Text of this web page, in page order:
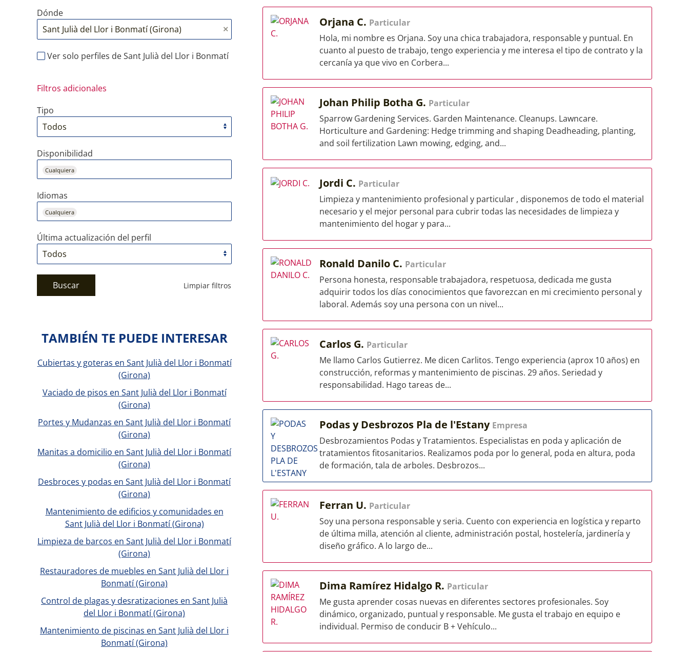
Dónde
Ver solo perfiles de Sant Julià del Llor i Bonmatí
Filtros adicionales
Tipo
Disponibilidad
Cualquiera
Idiomas
Cualquiera
Última actualización del perfil
Buscar Limpiar filtros
Orjana C. Particular
Hola, mi nombre es Orjana. Soy una chica trabajadora, responsable y puntual. En
cuanto al puesto de trabajo, tengo experiencia y me interesa el tipo de contrato y la
cercanía ya que vivo en Corbera...
Johan Philip Botha G. Particular
Sparrow Gardening Services. Garden Maintenance. Cleanups. Lawncare.
Horticulture and Gardening: Hedge trimming and shaping Deadheading, planting,
and soil fertilization Lawn mowing, edging, and...
Jordi C. Particular
Limpieza y mantenimiento profesional y particular , disponemos de todo el material
necesario y el mejor personal para cubrir todas las necesidades de limpieza y
mantenimiento del hogar y para...
Ronald Danilo C. Particular
Persona honesta, responsable trabajadora, respetuosa, dedicada me gusta
adquirir todos los días conocimientos que favorezcan en mi crecimiento personal y
laboral. Además soy una persona con un nivel...
Carlos G. Particular
Me llamo Carlos Gutierrez. Me dicen Carlitos. Tengo experiencia (aprox 10 años) en
construcción, reformas y mantenimiento de piscinas. 29 años. Seriedad y
responsabilidad. Hago tareas de...
Podas y Desbrozos Pla de l'Estany Empresa
Desbrozamientos Podas y Tratamientos. Especialistas en poda y aplicación de
tratamientos fitosanitarios. Realizamos poda por lo general, poda en altura, poda
de formación, tala de arboles. Desbrozos...
Ferran U. Particular
Soy una persona responsable y seria. Cuento con experiencia en logística y reparto
de última milla, atención al cliente, administración postal, hostelería, jardinería y
diseño gráfico. A lo largo de...
Dima Ramírez Hidalgo R. Particular
Me gusta aprender cosas nuevas en diferentes sectores profesionales. Soy
dinámico, organizado, puntual y responsable. Me gusta el trabajo en equipo e
individual. Permiso de conducir B + Vehículo...
TAMBIÉN TE PUEDE INTERESAR
Cubiertas y goteras en Sant Julià del Llor i Bonmatí
(Girona)
Vaciado de pisos en Sant Julià del Llor i Bonmatí
(Girona)
Portes y Mudanzas en Sant Julià del Llor i Bonmatí
(Girona)
Manitas a domicilio en Sant Julià del Llor i Bonmatí
(Girona)
Desbroces y podas en Sant Julià del Llor i Bonmatí
(Girona)
Mantenimiento de edificios y comunidades en
Sant Julià del Llor i Bonmatí (Girona)
Limpieza de barcos en Sant Julià del Llor i Bonmatí
(Girona)
Restauradores de muebles en Sant Julià del Llor i
Bonmatí (Girona)
Control de plagas y desratizaciones en Sant Julià
del Llor i Bonmatí (Girona)
Mantenimiento de piscinas en Sant Julià del Llor i
Bonmatí (Girona)